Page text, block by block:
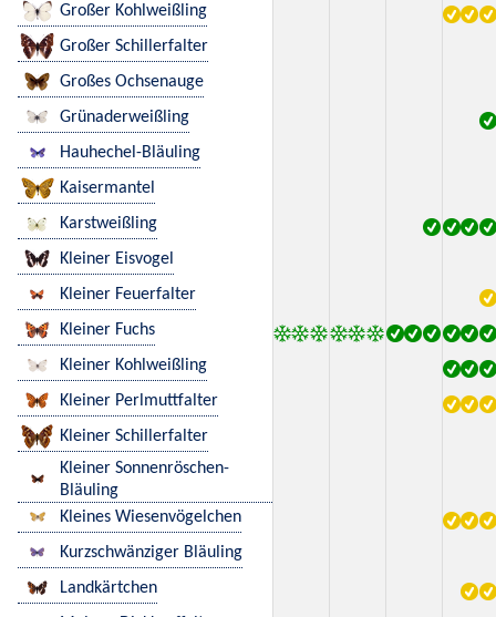
Großer Kohlweißling
Großer Schillerfalter
Großes Ochsenauge
Grünaderweißling
Hauhechel-Bläuling
Kaisermantel
Karstweißling
Kleiner Eisvogel
Kleiner Feuerfalter
Kleiner Fuchs
Kleiner Kohlweißling
Kleiner Perlmuttfalter
Kleiner Schillerfalter
Kleiner Sonnenröschen-
Bläuling
Kleines Wiesenvögelchen
Kurzschwänziger Bläuling
Landkärtchen